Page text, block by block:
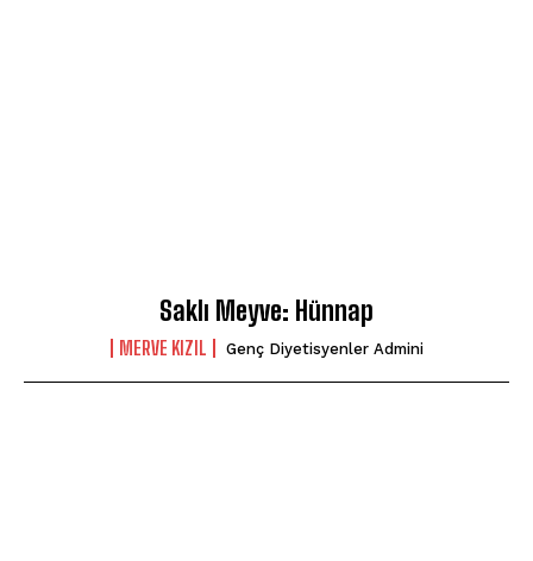
Saklı Meyve: Hünnap
MERVE KIZIL Genç Diyetisyenler Admini